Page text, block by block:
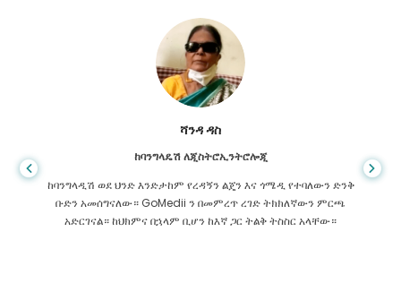
ሻንዳ ዳስ
ከባንግላዴሽ ለጂስትሮኢንትሮሎጂ
ከባንግላዲሽ ወደ ህንድ እንድታከም የረዳኝን ልጄን እና ጎሜዲ የተባለውን ድንቅ
ቡድን አመሰግናለው። GoMedii ን በመምረጥ ረገድ ትክክለኛውን ምርጫ
አድርገናል። ከህክምና በኋላም ቢሆን ከእኛ ጋር ትልቅ ትስስር አላቸው።